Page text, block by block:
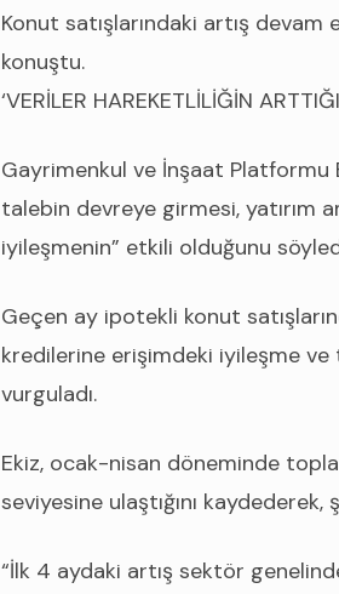
Konut satışlarındaki artış devam
konuştu.
‘VERİLER HAREKETLİLİĞİN
Gayrimenkul ve İnşaat Platformu
talebin devreye girmesi, yatırım
iyileşmenin” etkili olduğunu
Geçen ay ipotekli konut
kredilerine erişimdeki iyileşme
vurguladı.
Ekiz, ocak-nisan döneminde
seviyesine ulaştığını
“İlk 4 aydaki artış sektör